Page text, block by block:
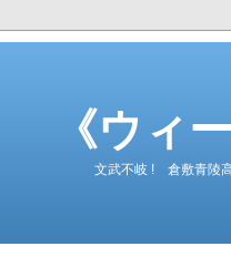
《ウィ
文武不岐 ! 倉敷青陵